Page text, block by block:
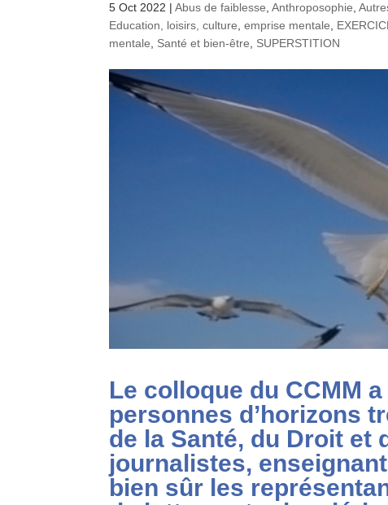
5 Oct 2022 |Abus de faiblesse ,Anthroposophie ,
Education, loisirs, culture ,emprise mentale
mentale
Santé et bien-être SUPERSTITION
Le colloque du CCMM
personnes d’horizons
de la Santé, du Droit et
journalistes,
bien sûr les